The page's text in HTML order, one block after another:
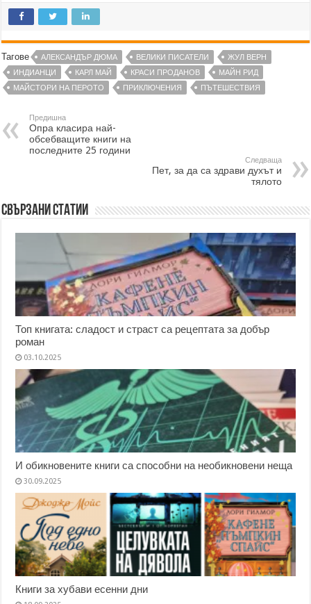
Тагове АЛЕКСАНДЪР ДЮМА ВЕЛИКИ ПИСАТЕЛИ
ЖУЛ ВЕРН
ИНДИАНЦИ
КАРЛ МАЙ КРАСИ ПРОДАНОВ
МАЙН РИД
МАЙСТОРИ НА ПЕРОТО
ПРИКЛЮЧЕНИЯ ПЪТЕШЕСТВИЯ
Предишна
Опра класира най-
обсебващите книги на
последните 25 години
Следваща
Пет, за да са здрави духът и
тялото
Свързани статии
Топ книгата: сладост и страст са рецептата за добър
роман
03.10.2025
И обикновените книги са способни на необикновени неща
30.09.2025
Книги за хубави есенни дни